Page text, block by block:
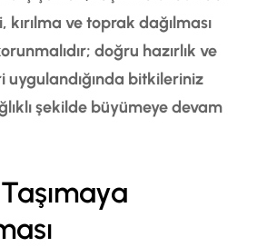
kırılma ve toprak dağılması
doğru hazırlık ve
uygulandığında bitkileriniz
şekilde büyümeye devam